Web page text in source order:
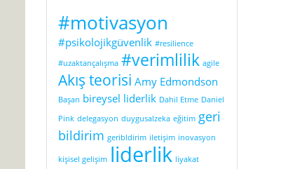
#motivasyon
#psikolojikgüvenlik #resilience
#uzaktançalışma #verimlilik agile
Akış teorisi Amy Edmondson
Başarı bireysel liderlik Dahil Etme Daniel
Pink delegasyon duygusalzeka eğitim geri
bildirim geribldirim iletişim inovasyon
kişisel gelişim liderlik liyakat